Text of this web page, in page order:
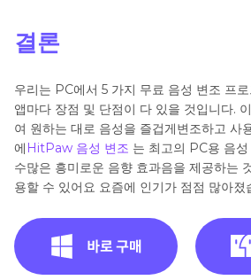
결론
우리는 PC에서 5 가지 무료 음성 변조 프
앱마다 장점 및 단점이 다 있을 것입니다.
여 원하는 대로 음성을 즐겁게변조하고 사
에 HitPaw 음성 변조 는 최고의 PC용 음
수많은 흥미로운 음향 효과음을 제공하는
용할 수 있어요 요즘에 인기가 점점 많아졌